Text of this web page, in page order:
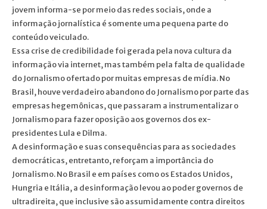
jovem informa-se por meio das redes sociais, onde a
informação jornalística é somente uma pequena parte do
conteúdo veiculado.
Essa crise de credibilidade foi gerada pela nova cultura da
informação via internet, mas também pela falta de qualidade
do Jornalismo ofertado por muitas empresas de mídia. No
Brasil, houve verdadeiro abandono do Jornalismo por parte das
empresas hegemônicas, que passaram a instrumentalizar o
Jornalismo para fazer oposição aos governos dos ex-
presidentes Lula e Dilma.
A desinformação e suas consequências para as sociedades
democráticas, entretanto, reforçam a importância do
Jornalismo. No Brasil e em países como os Estados Unidos,
Hungria e Itália, a desinformação levou ao poder governos de
ultradireita, que inclusive são assumidamente contra direitos